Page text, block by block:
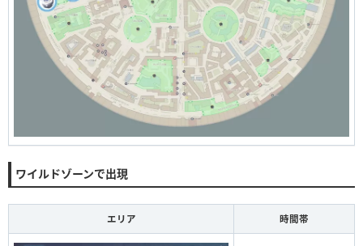
ワイルドゾーンで出現
エリア 時間帯